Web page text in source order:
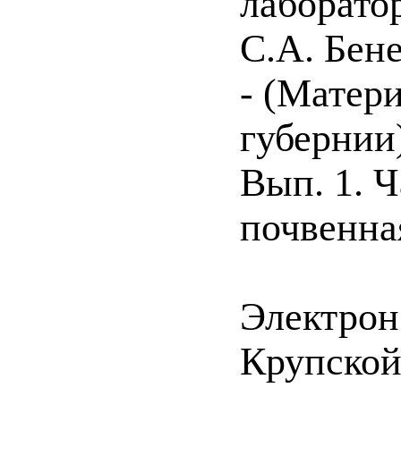
С.А.
-
Вып. 1.